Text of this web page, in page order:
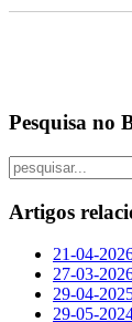
Pesquisa no
Artigos
21-04-
27-03-
29-04-
29-05-